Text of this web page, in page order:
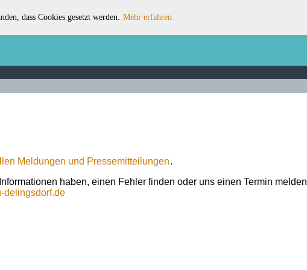
dass Cookies gesetzt werden. Mehr erfahren
Meldungen und Pressemitteilungen.
haben, einen Fehler finden oder uns einen Termin melden
delingsdorf.de